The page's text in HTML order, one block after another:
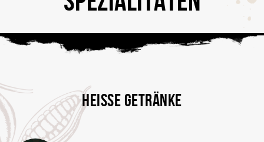
HEISSE GETRÄNKE